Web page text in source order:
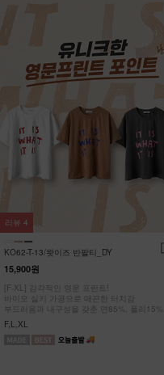
KO62-T-13/왓이즈 반팔티_DY
15,900원
[F-XL] 감각적인 영문 프린트!
바이오 실키 가공으로 매끈한 터치감
부드러움과 내구성을 갖춘 면85%, 폴리15%
#NAK MADE.
F,L,XL
리뷰 4